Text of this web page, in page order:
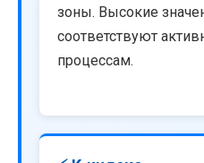
зоны. Высокие
соответствуют
процессам.